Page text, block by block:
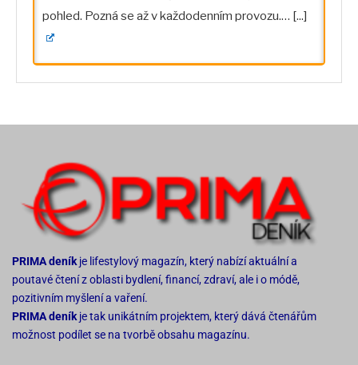
pohled. Pozná se až v každodenním provozu.… [...]
PRIMA deník je lifestylový magazín, který nabízí aktuální a
poutavé čtení z oblasti bydlení, financí, zdraví, ale i o módě,
pozitivním myšlení a vaření.
PRIMA deník je tak unikátním projektem, který dává čtenářům
možnost podílet se na tvorbě obsahu magazínu.